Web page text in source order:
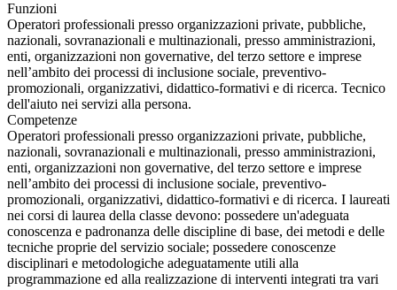
Funzioni
Operatori professionali presso organizzazioni private, pubbliche,
nazionali, sovranazionali e multinazionali, presso amministrazioni,
enti, organizzazioni non governative, del terzo settore e imprese
nell’ambito dei processi di inclusione sociale, preventivo-
promozionali, organizzativi, didattico-formativi e di ricerca. Tecnico
dell'aiuto nei servizi alla persona.
Competenze
Operatori professionali presso organizzazioni private, pubbliche,
nazionali, sovranazionali e multinazionali, presso amministrazioni,
enti, organizzazioni non governative, del terzo settore e imprese
nell’ambito dei processi di inclusione sociale, preventivo-
promozionali, organizzativi, didattico-formativi e di ricerca. I laureati
nei corsi di laurea della classe devono: possedere un'adeguata
conoscenza e padronanza delle discipline di base, dei metodi e delle
tecniche proprie del servizio sociale; possedere conoscenze
disciplinari e metodologiche adeguatamente utili alla
programmazione ed alla realizzazione di interventi integrati tra vari